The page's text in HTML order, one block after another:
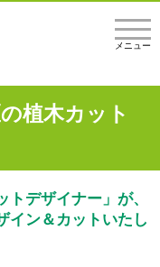
メニュー
植木カット
デザイナー」が、
イン＆カットいたし